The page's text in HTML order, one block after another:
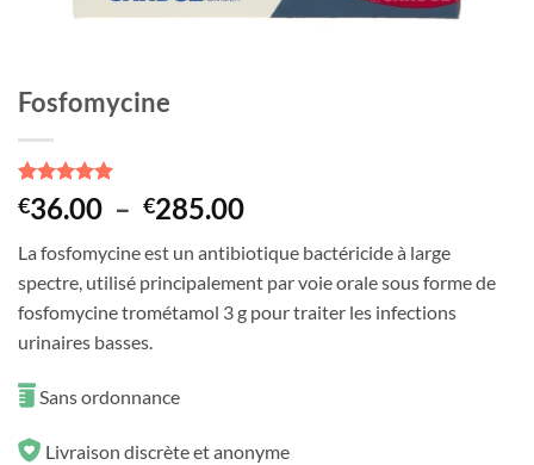
Fosfomycine
Noté 5sur
5 basé sur
3
client
€36.00 – €285.00Plage
prix :
€36.00
à
La fosfomycine est un antibiotique bactéricide à large
spectre, utilisé principalement par voie orale sous forme de
fosfomycine trométamol 3 g pour traiter les infections
urinaires basses.
Sans ordonnance
Livraison discrète et anonyme